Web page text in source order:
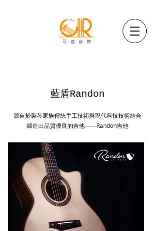
藍盾Randon
源自於製琴家族傳統手工技術與現代科技技術結合
締造出品質優良的吉他——Randon吉他